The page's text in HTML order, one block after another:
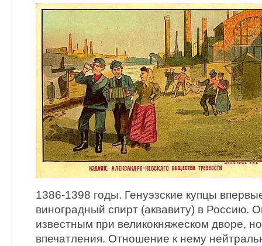
1386-1398 годы. Генуэзские купцы
виноградный спирт (аквавиту) в Россию.
известным при великокняжеском дворе,
впечатления. Отношение к нему